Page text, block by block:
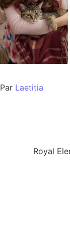
Par Laetitia
Royal